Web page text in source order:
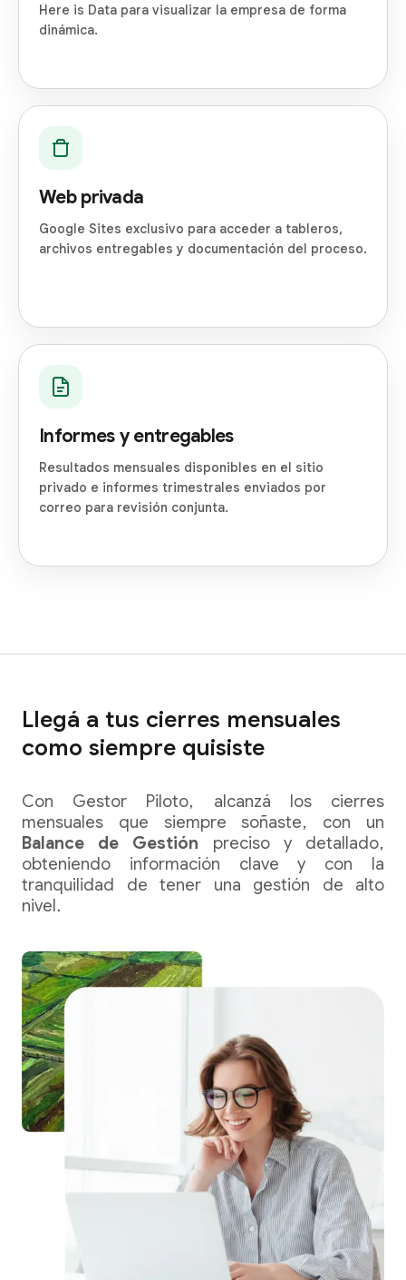
Here is Data para visualizar la empresa de forma
dinámica.
Web privada
Google Sites exclusivo para acceder a tableros,
archivos entregables y documentación del proceso.
Informes y entregables
Resultados mensuales disponibles en el sitio
privado e informes trimestrales enviados por
correo para revisión conjunta.
Llegá a tus cierres mensuales
como siempre quisiste
Con Gestor Piloto, alcanzá los cierres
mensuales que siempre soñaste, con un
Balance de Gestión preciso y detallado,
obteniendo información clave y con la
tranquilidad de tener una gestión de alto
nivel.